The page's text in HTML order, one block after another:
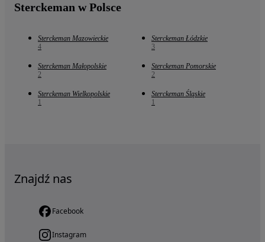
Sterckeman w Polsce
Sterckeman Mazowieckie
4
Sterckeman Łódzkie
3
Sterckeman Małopolskie
2
Sterckeman Pomorskie
2
Sterckeman Wielkopolskie
1
Sterckeman Śląskie
1
Znajdź nas
Facebook
Instagram